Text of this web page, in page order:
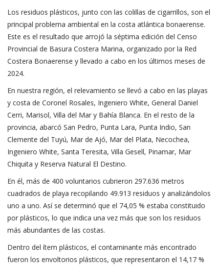
Los residuos plásticos, junto con las colillas de cigarrillos, son el
principal problema ambiental en la costa atlántica bonaerense.
Este es el resultado que arrojó la séptima edición del Censo
Provincial de Basura Costera Marina, organizado por la Red
Costera Bonaerense y llevado a cabo en los últimos meses de
2024.
En nuestra región, el relevamiento se llevó a cabo en las playas
y costa de Coronel Rosales, Ingeniero White, General Daniel
Cerri, Marisol, Villa del Mar y Bahía Blanca. En el resto de la
provincia, abarcó San Pedro, Punta Lara, Punta Indio, San
Clemente del Tuyú, Mar de Ajó, Mar del Plata, Necochea,
Ingeniero White, Santa Teresita, Villa Gesell, Pinamar, Mar
Chiquita y Reserva Natural El Destino.
En él, más de 400 voluntarios cubrieron 297.636 metros
cuadrados de playa recopilando 49.913 residuos y analizándolos
uno a uno. Así se determinó que el 74,05 % estaba constituido
por plásticos, lo que indica una vez más que son los residuos
más abundantes de las costas.
Dentro del ítem plásticos, el contaminante más encontrado
fueron los envoltorios plásticos, que representaron el 14,17 %